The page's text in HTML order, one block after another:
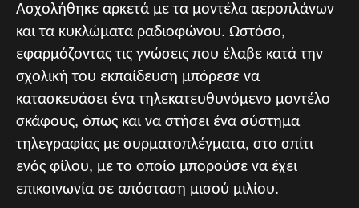
Ασχολήθηκε αρκετά με τα μοντέλα αεροπλάνων
και τα κυκλώματα ραδιοφώνου. Ωστόσο,
εφαρμόζοντας τις γνώσεις που έλαβε κατά την
σχολική του εκπαίδευση μπόρεσε να
κατασκευάσει ένα τηλεκατευθυνόμενο μοντέλο
σκάφους, όπως και να στήσει ένα σύστημα
τηλεγραφίας με συρματοπλέγματα, στο σπίτι
ενός φίλου, με το οποίο μπορούσε να έχει
επικοινωνία σε απόσταση μισού μιλίου.